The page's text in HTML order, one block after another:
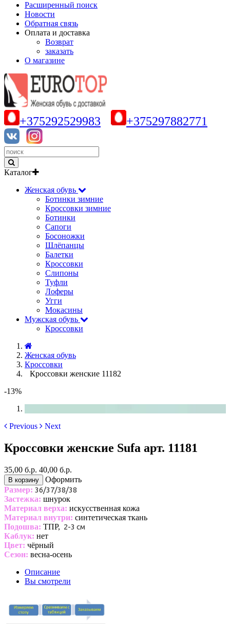
Расширенный поиск
Новости
Обратная связь
Оплата и доставка
Возврат
заказать
О магазине
+375292529983 +375297882771
Каталог
Женская обувь
Ботинки зимние
Кроссовки зимние
Ботинки
Сапоги
Босоножки
Шлёпанцы
Балетки
Кроссовки
Слипоны
Туфли
Лоферы
Угги
Мокасины
Мужская обувь
Кроссовки
Женская обувь
Кроссовки
Кроссовки женские 11182
-13%
Previous Next
Кроссовки женские Sufa арт. 11181
35,00 б.р. 40,00 б.р.
В корзину
Оформить
Размер: 36/37/38/38
Застежка: шнурок
Материал верха: искусственная кожа
Материал внутри: синтетическая ткань
Подошва: ТПР, 2-3 см
Каблук: нет
Цвет: чёрный
Сезон: весна-осень
Описание
Вы смотрели